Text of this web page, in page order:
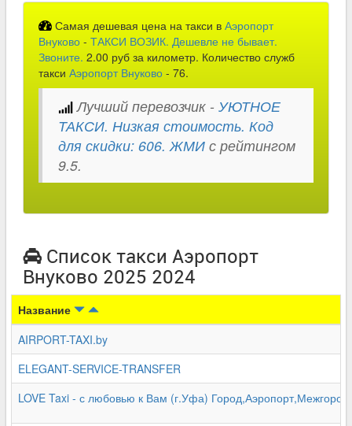
Самая дешевая цена на такси в Аэропорт
Внуково - ТАКСИ ВОЗИК. Дешевле не бывает.
Звоните. 2.00 руб за километр. Количество служб
такси Аэропорт Внуково - 76.
Лучший перевозчик - УЮТНОЕ
ТАКСИ. Низкая стоимость. Код
для скидки: 606. ЖМИ с рейтингом
9.5.
Список такси Аэропорт
Внуково 2025 2024
Название
AIRPORT-TAXI.by
ELEGANT-SERVICE-TRANSFER
LOVE Taxi - с любовью к Вам (г.Уфа) Город,Аэропорт,Межгород